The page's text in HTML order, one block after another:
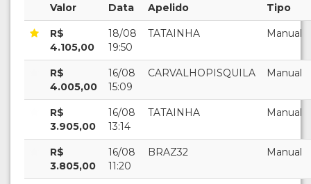
Valor Data Apelido Tipo
R$
4.105,00
18/08
19:50
TATAINHA Manual
R$
4.005,00
16/08
15:09
CARVALHOPISQUILA Manual
R$
3.905,00
16/08
13:14
TATAINHA Manual
R$
3.805,00
16/08
11:20
BRAZ32 Manual